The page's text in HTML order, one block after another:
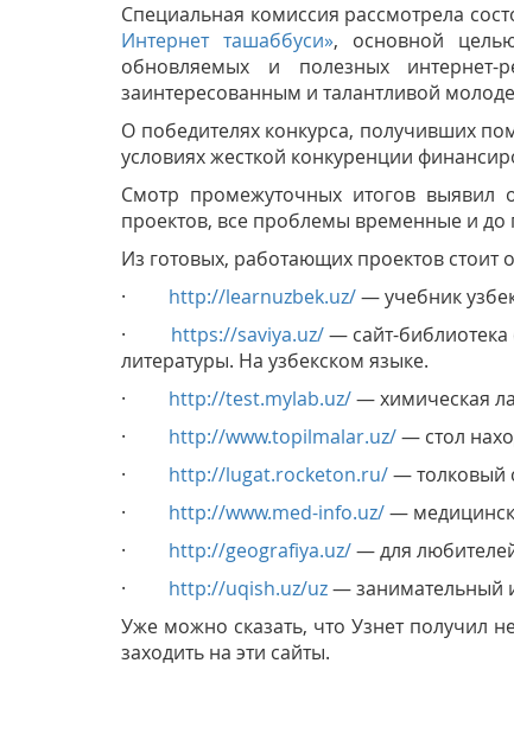
Специальная комиссия рассмотрела
Интернет ташаббуси», основной целью
обновляемых и полезных интернет-
заинтересованным и талантливой
О победителях конкурса, получивших
условиях жесткой конкуренции
Смотр промежуточных итогов выявил
проектов, все проблемы временные и
Из готовых, работающих проектов стоит
· http://learnuzbek.uz/— учебник
· https://saviya.uz/— сайт-библиотека
литературы. На узбекском языке.
· http://test.mylab.uz/— химическая
· http://www.topilmalar.uz/— стол
· http://lugat.rocketon.ru/— толковый
· http://www.med-info.uz/—
· http://geografiya.uz/— для
· http://uqish.uz/uz— занимательный
Уже можно сказать, что Узнет получил
заходить на эти сайты.